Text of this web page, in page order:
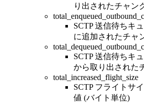
り出されたチャン
SCTP 送信待ちキ
に追加されたチャ
SCTP 送信待ちキ
から取り出された
total_increased_flight_size
SCTP フライトサ
値 (バイト単位)